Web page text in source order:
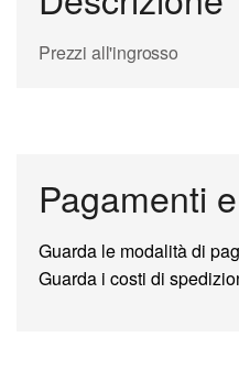
Prezzi all'ingrosso
Pagamenti
Guarda le modalità di
Guarda i costi di